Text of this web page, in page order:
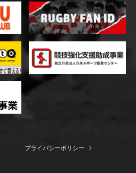
プライバシーポリシー